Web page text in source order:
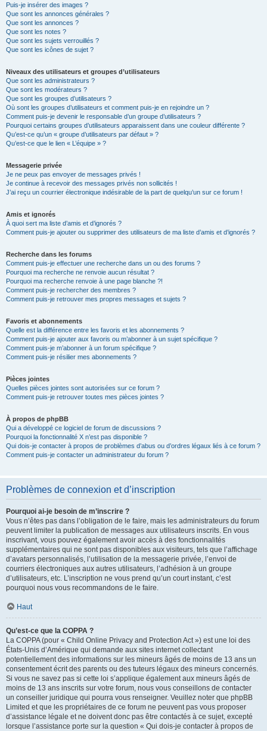
Puis-je insérer des images ?
Que sont les annonces générales ?
Que sont les annonces ?
Que sont les notes ?
Que sont les sujets verrouillés ?
Que sont les icônes de sujet ?
Niveaux des utilisateurs et groupes d’utilisateurs
Que sont les administrateurs ?
Que sont les modérateurs ?
Que sont les groupes d’utilisateurs ?
Où sont les groupes d’utilisateurs et comment puis-je en rejoindre un ?
Comment puis-je devenir le responsable d’un groupe d’utilisateurs ?
Pourquoi certains groupes d’utilisateurs apparaissent dans une couleur différente ?
Qu’est-ce qu’un « groupe d’utilisateurs par défaut » ?
Qu’est-ce que le lien « L’équipe » ?
Messagerie privée
Je ne peux pas envoyer de messages privés !
Je continue à recevoir des messages privés non sollicités !
J’ai reçu un courrier électronique indésirable de la part de quelqu’un sur ce forum !
Amis et ignorés
À quoi sert ma liste d’amis et d’ignorés ?
Comment puis-je ajouter ou supprimer des utilisateurs de ma liste d’amis et d’ignorés ?
Recherche dans les forums
Comment puis-je effectuer une recherche dans un ou des forums ?
Pourquoi ma recherche ne renvoie aucun résultat ?
Pourquoi ma recherche renvoie à une page blanche ?!
Comment puis-je rechercher des membres ?
Comment puis-je retrouver mes propres messages et sujets ?
Favoris et abonnements
Quelle est la différence entre les favoris et les abonnements ?
Comment puis-je ajouter aux favoris ou m’abonner à un sujet spécifique ?
Comment puis-je m’abonner à un forum spécifique ?
Comment puis-je résilier mes abonnements ?
Pièces jointes
Quelles pièces jointes sont autorisées sur ce forum ?
Comment puis-je retrouver toutes mes pièces jointes ?
À propos de phpBB
Qui a développé ce logiciel de forum de discussions ?
Pourquoi la fonctionnalité X n’est pas disponible ?
Qui dois-je contacter à propos de problèmes d’abus ou d’ordres légaux liés à ce forum ?
Comment puis-je contacter un administrateur du forum ?
Problèmes de connexion et d’inscription
Pourquoi ai-je besoin de m’inscrire ?
Vous n’êtes pas dans l’obligation de le faire, mais les administrateurs du forum
peuvent limiter la publication de messages aux utilisateurs inscrits. En vous
inscrivant, vous pouvez également avoir accès à des fonctionnalités
supplémentaires qui ne sont pas disponibles aux visiteurs, tels que l’affichage
d’avatars personnalisés, l’utilisation de la messagerie privée, l’envoi de
courriers électroniques aux autres utilisateurs, l’adhésion à un groupe
d’utilisateurs, etc. L’inscription ne vous prend qu’un court instant, c’est
pourquoi nous vous recommandons de le faire.
Haut
Qu’est-ce que la COPPA ?
La COPPA (pour « Child Online Privacy and Protection Act ») est une loi des
États-Unis d’Amérique qui demande aux sites internet collectant
potentiellement des informations sur les mineurs âgés de moins de 13 ans un
consentement écrit des parents ou des tuteurs légaux des mineurs concernés.
Si vous ne savez pas si cette loi s’applique également aux mineurs âgés de
moins de 13 ans inscrits sur votre forum, nous vous conseillons de contacter
un conseiller juridique qui pourra vous renseigner. Veuillez noter que phpBB
Limited et que les propriétaires de ce forum ne peuvent pas vous proposer
d’assistance légale et ne doivent donc pas être contactés à ce sujet, excepté
lorsque l’assistance porte sur la question « Qui dois-je contacter à propos de